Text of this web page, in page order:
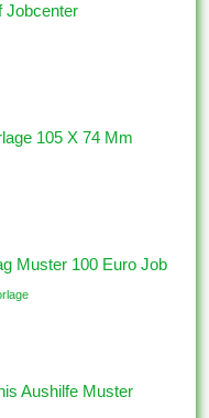
Jobcenter
105 X 74 Mm
Muster 100 Euro Job
Aushilfe Muster